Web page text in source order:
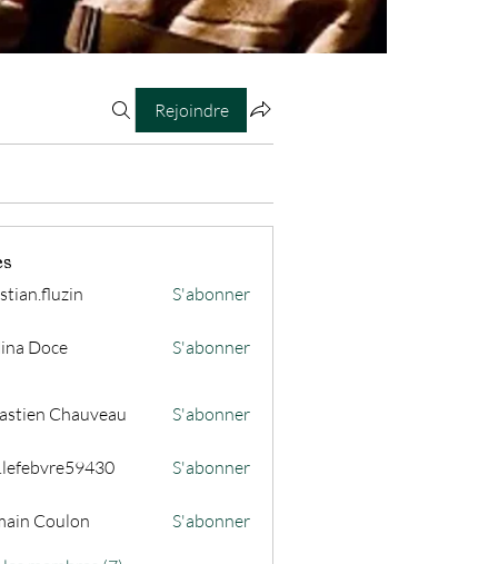
Rejoindre
S'abonner
Doce S'abonner
Chauveau S'abonner
S'abonner
Coulon S'abonner